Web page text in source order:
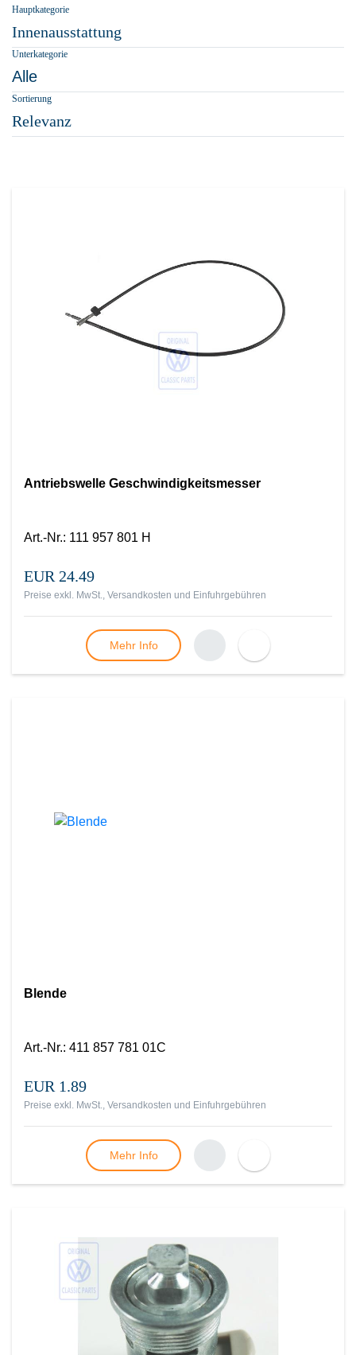
Hauptkategorie
Innenausstattung
Unterkategorie
Alle
Sortierung
Relevanz
Antriebswelle Geschwindigkeitsmesser
Art.-Nr.: 111 957 801 H
EUR 24.49
Preise exkl. MwSt., Versandkosten und Einfuhrgebühren
Mehr Info
Blende
Art.-Nr.: 411 857 781 01C
EUR 1.89
Preise exkl. MwSt., Versandkosten und Einfuhrgebühren
Mehr Info